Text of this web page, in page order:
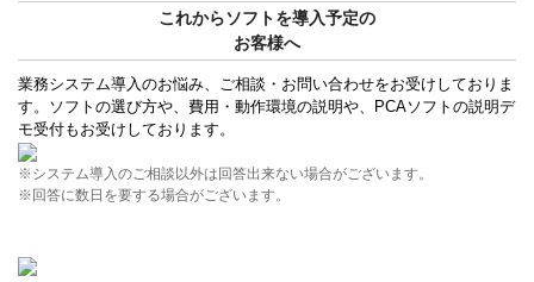
これからソフトを導入予定の
お客様へ
業務システム導入のお悩み、ご相談・お問い合わせをお受けしておりま
す。ソフトの選び方や、費用・動作環境の説明や、PCAソフトの説明デ
モ受付もお受けしております。
※システム導入のご相談以外は回答出来ない場合がございます。
※回答に数日を要する場合がございます。